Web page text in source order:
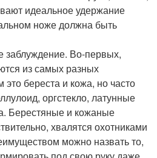
идеальное удержание
ноже должна быть
заблуждение. Во-первых,
из самых разных
береста и кожа, но часто
оргстекло, латунные
Берестяные и кожаные
хвалятся охотниками
можно назвать то,